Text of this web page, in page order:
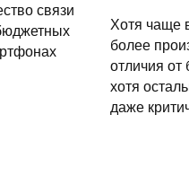
Хотя чаще
более
отличия
хотя
даже